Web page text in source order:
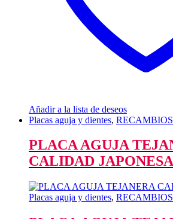
Añadir a la lista de deseos
Placas aguja y dientes,
PLACA AGUJA
CALIDAD JAPONESA
Placas aguja y dientes,